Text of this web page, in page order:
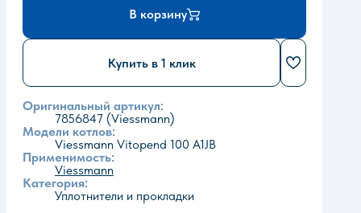
В корзину
Купить в 1 клик
Оригинальный артикул:
7856847 (Viessmann)
Модели котлов:
Viessmann Vitopend 100 A1JB
Применимость:
Viessmann
Категория:
Уплотнители и прокладки